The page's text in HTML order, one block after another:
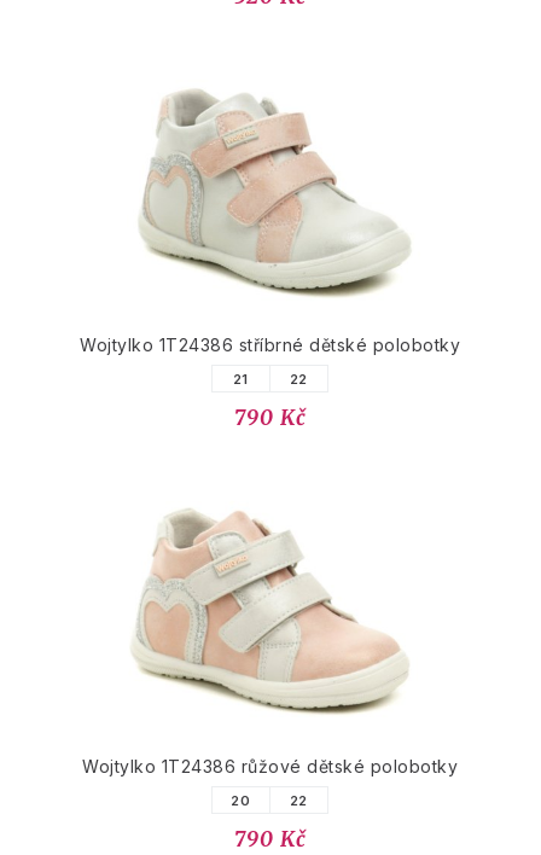
Wojtylko 1T24386 stříbrné dětské polobotky
21 22
790 Kč
Wojtylko 1T24386 růžové dětské polobotky
20 22
790 Kč